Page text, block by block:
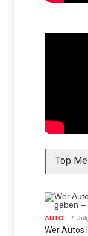
Top
AUTO 2.
Wer Autos